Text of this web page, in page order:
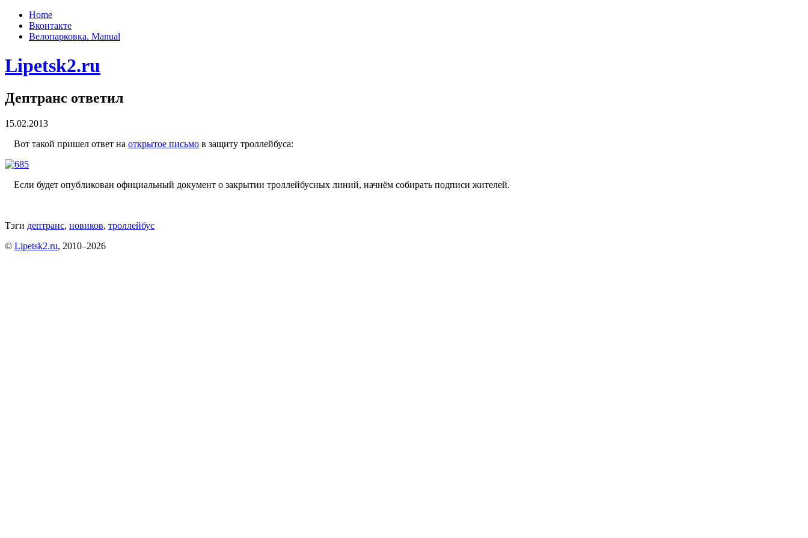
Home
Вконтакте
Велопарковка. Manual
Lipetsk2.ru
Дептранс ответил
15.02.2013
Вот такой пришел ответ на открытое письмо в защиту троллейбуса:
Если будет опубликован официальный документ о закрытии троллейбусных линий, начнём собирать подписи жителей.
Тэги дептранс, новиков, троллейбус
© Lipetsk2.ru, 2010–2026